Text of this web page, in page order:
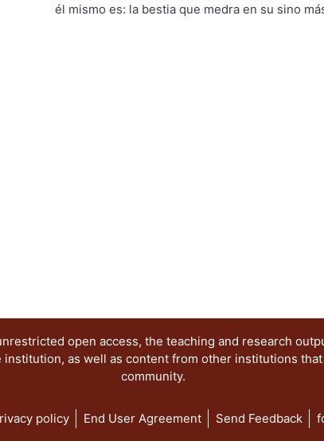
Borrás, Vida; Ito Sugiyama, Gloria ;Ramírez
él mismo es: la bestia que medra en su sino
open access, the teaching and research
as well as content from other institutions
community.
policy End User Agreement Send Feedback